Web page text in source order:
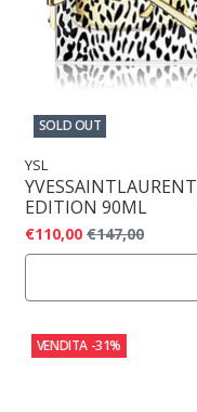
SOLD OUT
YSL
EDITION 90ML
€110,00 €147,00
VENDITA -31%